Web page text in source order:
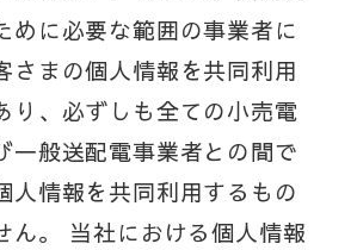
めに必要な範囲の事業者に
さまの個人情報を共同利用
り、必ずしも全ての小売電
一般送配電事業者との間で
人情報を共同利用するもの
ん。 当社における個人情報